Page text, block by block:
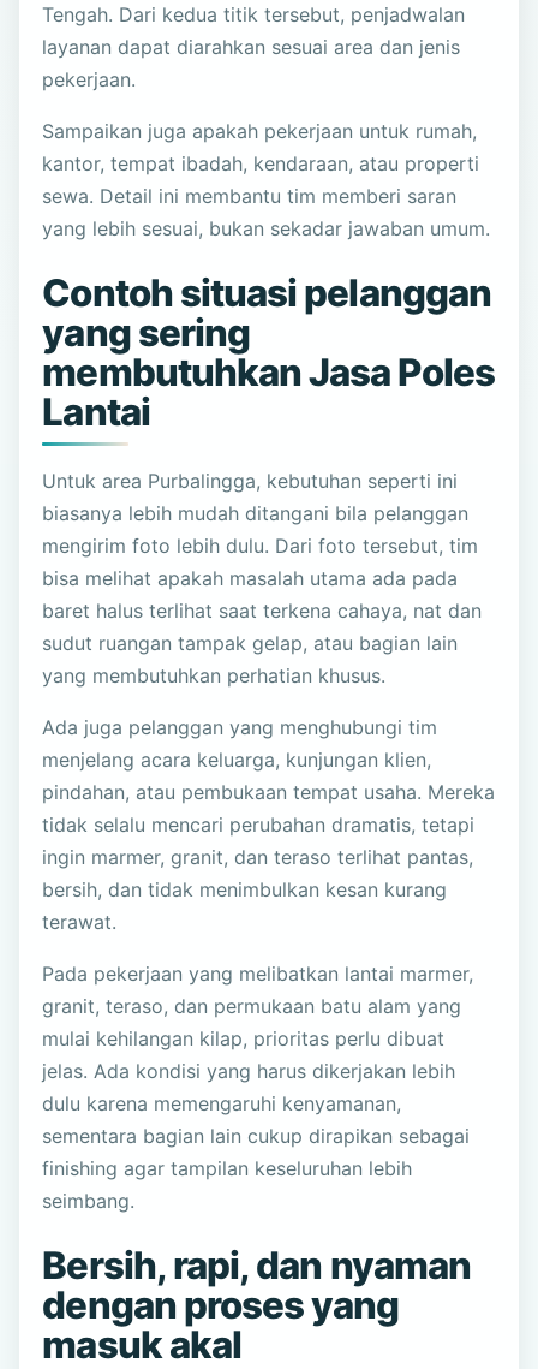
Tengah. Dari kedua titik tersebut, penjadwalan
layanan dapat diarahkan sesuai area dan jenis
pekerjaan.
Sampaikan juga apakah pekerjaan untuk rumah,
kantor, tempat ibadah, kendaraan, atau properti
sewa. Detail ini membantu tim memberi saran
yang lebih sesuai, bukan sekadar jawaban umum.
Contoh situasi pelanggan
yang sering
membutuhkan Jasa Poles
Lantai
Untuk area Purbalingga, kebutuhan seperti ini
biasanya lebih mudah ditangani bila pelanggan
mengirim foto lebih dulu. Dari foto tersebut, tim
bisa melihat apakah masalah utama ada pada
baret halus terlihat saat terkena cahaya, nat dan
sudut ruangan tampak gelap, atau bagian lain
yang membutuhkan perhatian khusus.
Ada juga pelanggan yang menghubungi tim
menjelang acara keluarga, kunjungan klien,
pindahan, atau pembukaan tempat usaha. Mereka
tidak selalu mencari perubahan dramatis, tetapi
ingin marmer, granit, dan teraso terlihat pantas,
bersih, dan tidak menimbulkan kesan kurang
terawat.
Pada pekerjaan yang melibatkan lantai marmer,
granit, teraso, dan permukaan batu alam yang
mulai kehilangan kilap, prioritas perlu dibuat
jelas. Ada kondisi yang harus dikerjakan lebih
dulu karena memengaruhi kenyamanan,
sementara bagian lain cukup dirapikan sebagai
finishing agar tampilan keseluruhan lebih
seimbang.
Bersih, rapi, dan nyaman
dengan proses yang
masuk akal